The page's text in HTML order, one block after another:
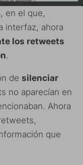
, en el que,
interfaz, ahora
los retweets
.
de silenciar
no aparecían en
Ahora
que